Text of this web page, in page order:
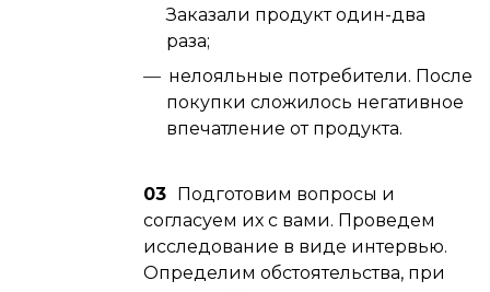
Заказали продукт один-два
раза;
нелояльные потребители. После
покупки сложилось негативное
впечатление от продукта.
03 Подготовим вопросы и
согласуем их с вами. Проведем
исследование в виде интервью.
Определим обстоятельства, при